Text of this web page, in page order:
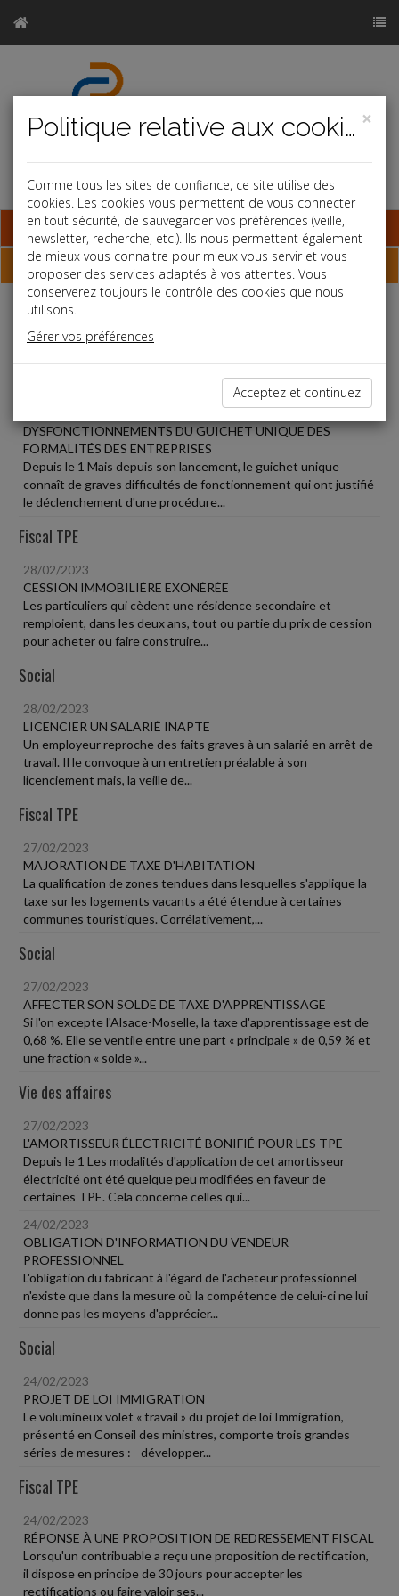
Base documentaire
Dépêches
Liste des dernières dépêches
DYSFONCTIONNEMENTS DU GUICHET UNIQUE DES
FORMALITÉS DES ENTREPRISES
Depuis le 1 Mais depuis son lancement, le guichet unique
connaît de graves difficultés de fonctionnement qui ont justifié
le déclenchement d'une procédure...
Fiscal TPE
28/02/2023
CESSION IMMOBILIÈRE EXONÉRÉE
Les particuliers qui cèdent une résidence secondaire et
remploient, dans les deux ans, tout ou partie du prix de cession
pour acheter ou faire construire...
Social
28/02/2023
LICENCIER UN SALARIÉ INAPTE
Un employeur reproche des faits graves à un salarié en arrêt de
travail. Il le convoque à un entretien préalable à son
licenciement mais, la veille de...
Fiscal TPE
27/02/2023
MAJORATION DE TAXE D'HABITATION
La qualification de zones tendues dans lesquelles s'applique la
taxe sur les logements vacants a été étendue à certaines
communes touristiques. Corrélativement,...
Social
27/02/2023
AFFECTER SON SOLDE DE TAXE D'APPRENTISSAGE
Si l'on excepte l'Alsace-Moselle, la taxe d'apprentissage est de
0,68 %. Elle se ventile entre une part « principale » de 0,59 % et
une fraction « solde »...
Vie des affaires
27/02/2023
L'AMORTISSEUR ÉLECTRICITÉ BONIFIÉ POUR LES TPE
Depuis le 1 Les modalités d'application de cet amortisseur
électricité ont été quelque peu modifiées en faveur de
certaines TPE. Cela concerne celles qui...
24/02/2023
OBLIGATION D'INFORMATION DU VENDEUR
PROFESSIONNEL
L'obligation du fabricant à l'égard de l'acheteur professionnel
n'existe que dans la mesure où la compétence de celui-ci ne lui
donne pas les moyens d'apprécier...
Social
24/02/2023
PROJET DE LOI IMMIGRATION
Le volumineux volet « travail » du projet de loi Immigration,
présenté en Conseil des ministres, comporte trois grandes
séries de mesures : - développer...
Fiscal TPE
24/02/2023
RÉPONSE À UNE PROPOSITION DE REDRESSEMENT FISCAL
Lorsqu'un contribuable a reçu une proposition de rectification,
il dispose en principe de 30 jours pour accepter les
rectifications ou faire valoir ses...
×
Politique relative aux cookies
Comme tous les sites de confiance, ce site utilise des
cookies. Les cookies vous permettent de vous connecter
en tout sécurité, de sauvegarder vos préférences (veille,
newsletter, recherche, etc.). Ils nous permettent également
de mieux vous connaitre pour mieux vous servir et vous
proposer des services adaptés à vos attentes. Vous
conserverez toujours le contrôle des cookies que nous
utilisons.
Gérer vos préférences
Acceptez et continuez